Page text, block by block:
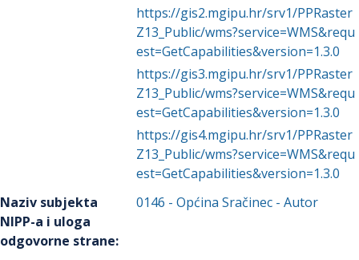
https://gis2.mgipu.hr/srv1/PPRaster
Z13_Public/wms?service=WMS&requ
est=GetCapabilities&version=1.3.0
https://gis3.mgipu.hr/srv1/PPRaster
Z13_Public/wms?service=WMS&requ
est=GetCapabilities&version=1.3.0
https://gis4.mgipu.hr/srv1/PPRaster
Z13_Public/wms?service=WMS&requ
est=GetCapabilities&version=1.3.0
Naziv subjekta
NIPP-a i uloga
odgovorne strane:
0146 -Općina Sračinec - Autor